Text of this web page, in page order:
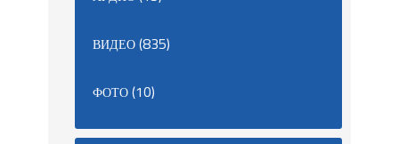
ВИДЕО(835)
ФОТО(10)